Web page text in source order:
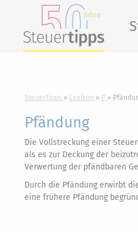
Steuertipps Lexikon P
Pfändung
Die Vollstreckung einer
als es zur Deckung der
Verwertung der pfändbaren
Durch die Pfändung erwirbt
eine frühere Pfändung